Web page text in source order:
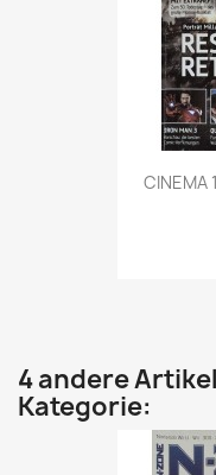
CINEMA
4 andere
Kategorie: